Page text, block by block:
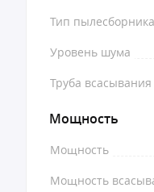
Тип пылесборника
Уровень шума
Труба всасывания
Мощность
Мощность
Мощность